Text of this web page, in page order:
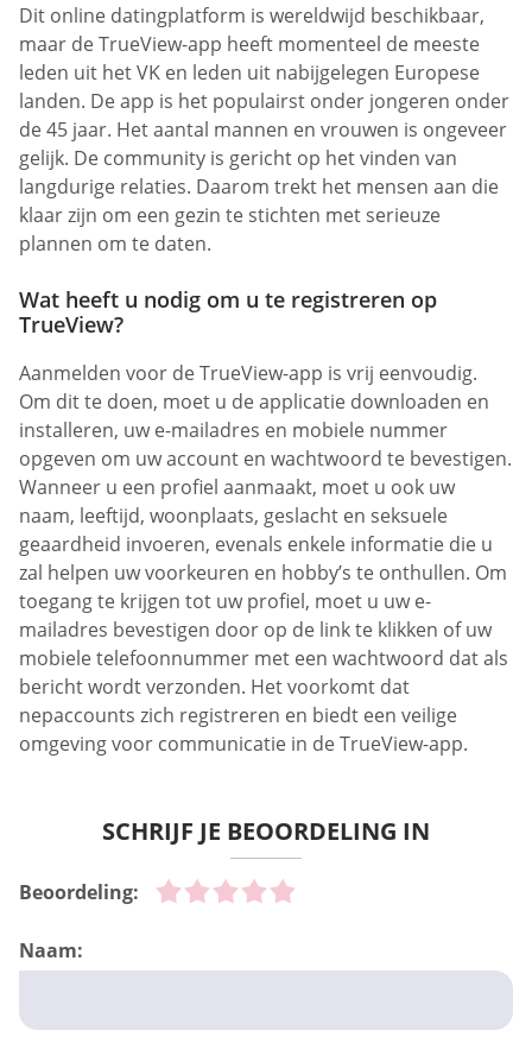
Dit online datingplatform is wereldwijd beschikbaar,
maar de TrueView-app heeft momenteel de meeste
leden uit het VK en leden uit nabijgelegen Europese
landen. De app is het populairst onder jongeren onder
de 45 jaar. Het aantal mannen en vrouwen is ongeveer
gelijk. De community is gericht op het vinden van
langdurige relaties. Daarom trekt het mensen aan die
klaar zijn om een gezin te stichten met serieuze
plannen om te daten.
Wat heeft u nodig om u te registreren op
TrueView?
Aanmelden voor de TrueView-app is vrij eenvoudig.
Om dit te doen, moet u de applicatie downloaden en
installeren, uw e-mailadres en mobiele nummer
opgeven om uw account en wachtwoord te bevestigen.
Wanneer u een profiel aanmaakt, moet u ook uw
naam, leeftijd, woonplaats, geslacht en seksuele
geaardheid invoeren, evenals enkele informatie die u
zal helpen uw voorkeuren en hobby’s te onthullen. Om
toegang te krijgen tot uw profiel, moet u uw e-
mailadres bevestigen door op de link te klikken of uw
mobiele telefoonnummer met een wachtwoord dat als
bericht wordt verzonden. Het voorkomt dat
nepaccounts zich registreren en biedt een veilige
omgeving voor communicatie in de TrueView-app.
SCHRIJF JE BEOORDELING IN
Beoordeling:
Naam: